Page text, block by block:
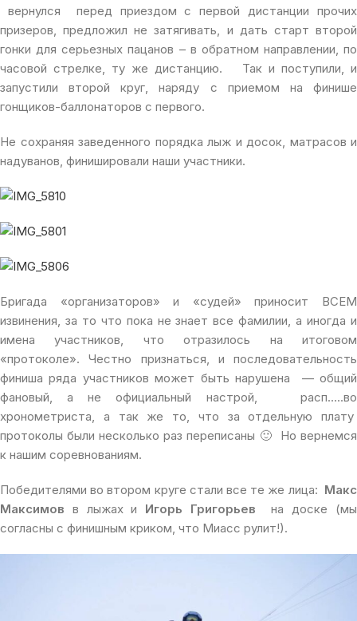
вернулся перед приездом с первой дистанции прочих
призеров, предложил не затягивать, и дать старт второй
гонки для серьезных пацанов – в обратном направлении, по
часовой стрелке, ту же дистанцию. Так и поступили, и
запустили второй круг, наряду с приемом на финише
гонщиков-баллонаторов с первого.
Не сохраняя заведенного порядка лыж и досок, матрасов и
надуванов, финишировали наши участники.
Бригада «организаторов» и «судей» приносит ВСЕМ
извинения, за то что пока не знает все фамилии, а иногда и
имена участников, что отразилось на итоговом
«протоколе». Честно признаться, и последовательность
финиша ряда участников может быть нарушена — общий
фановый, а не официальный настрой, расп…..во
хронометриста, а так же то, что за отдельную плату
протоколы были несколько раз переписаны 🙂 Но вернемся
к нашим соревнованиям.
Победителями во втором круге стали все те же лица: Макс
Максимов в лыжах и Игорь Григорьев на доске (мы
согласны с финишным криком, что Миасс рулит!).